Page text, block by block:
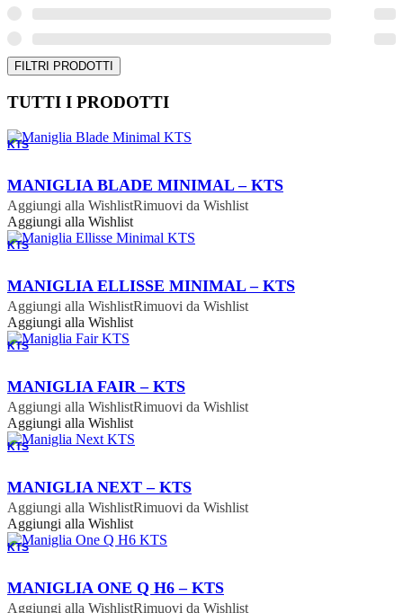
FILTRI PRODOTTI
TUTTI I PRODOTTI
KTS
ORDINABILE
MANIGLIA BLADE MINIMAL – KTS
Aggiungi alla WishlistRimuovi da Wishlist
Aggiungi alla Wishlist
KTS
ORDINABILE
MANIGLIA ELLISSE MINIMAL – KTS
Aggiungi alla WishlistRimuovi da Wishlist
Aggiungi alla Wishlist
KTS
ORDINABILE
MANIGLIA FAIR – KTS
Aggiungi alla WishlistRimuovi da Wishlist
Aggiungi alla Wishlist
KTS
ORDINABILE
MANIGLIA NEXT – KTS
Aggiungi alla WishlistRimuovi da Wishlist
Aggiungi alla Wishlist
KTS
ORDINABILE
MANIGLIA ONE Q H6 – KTS
Aggiungi alla WishlistRimuovi da Wishlist